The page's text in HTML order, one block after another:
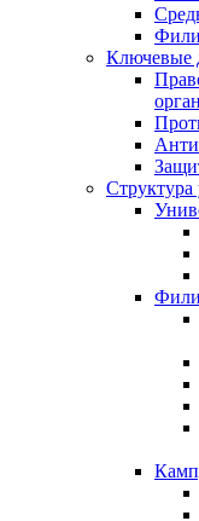
Ключевые
Структура